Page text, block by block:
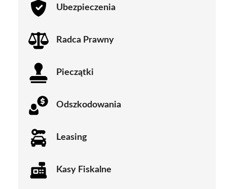
Ubezpieczenia
Radca Prawny
Pieczątki
Odszkodowania
Leasing
Kasy Fiskalne